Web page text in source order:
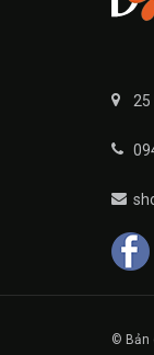
25
© Bản